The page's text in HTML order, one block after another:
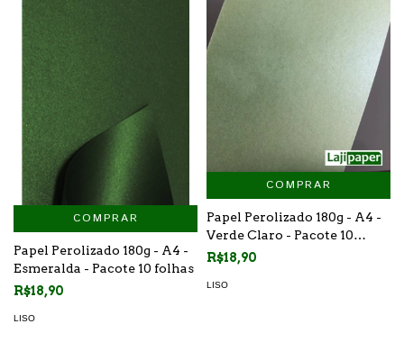
COMPRAR
Papel Perolizado 180g - A4 -
Esmeralda - Pacote 10 folhas
R$18,90
LISO
COMPRAR
Papel Perolizado 180g - A4 -
Verde Claro - Pacote 10
folhas
R$18,90
LISO